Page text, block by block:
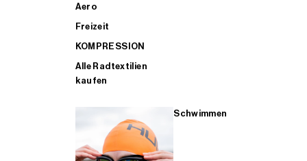
Aero
Freizeit
KOMPRESSION
Alle Radtextilien
kaufen
Schwimmen